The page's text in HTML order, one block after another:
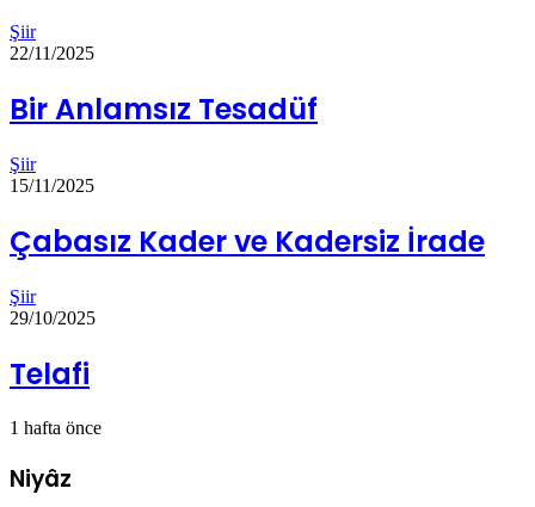
Şiir
22/11/2025
Bir Anlamsız Tesadüf
Şiir
15/11/2025
Çabasız Kader ve Kadersiz İrade
Şiir
29/10/2025
Telafi
1 hafta önce
Niyâz